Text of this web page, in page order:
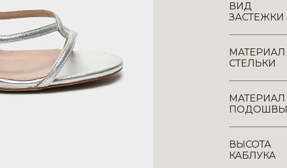
ВИД
ЗАСТЕЖКИ
МАТЕРИАЛ
СТЕЛЬКИ
МАТЕРИАЛ
ПОДОШВЫ
ВЫСОТА
КАБЛУКА